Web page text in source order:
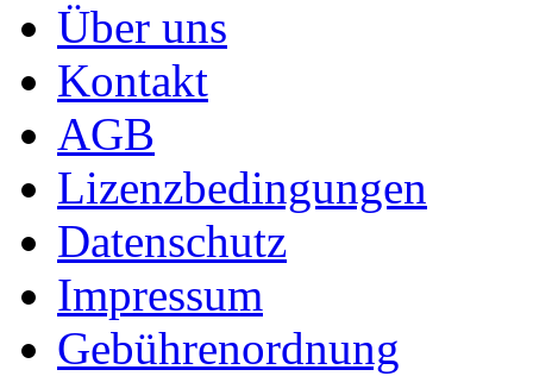
Über uns
Kontakt
AGB
Lizenzbedingungen
Datenschutz
Impressum
Gebührenordnung